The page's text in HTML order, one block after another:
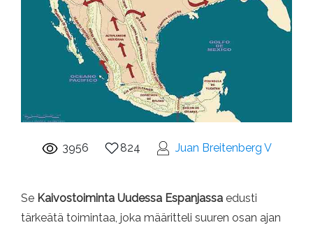
3956 824 Juan Breitenberg V
Se Kaivostoiminta Uudessa Espanjassa edusti
tärkeätä toimintaa, joka määritteli suuren osan ajan